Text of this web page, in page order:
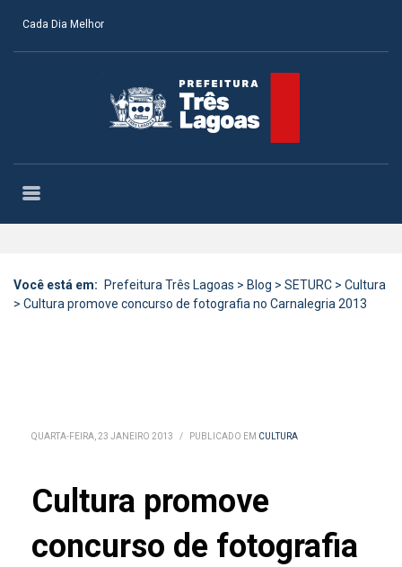
Cada Dia Melhor
Você está em: Prefeitura Três Lagoas > Blog > SETURC > Cultura
> Cultura promove concurso de fotografia no Carnalegria 2013
QUARTA-FEIRA, 23 JANEIRO 2013 / PUBLICADO EM CULTURA
Cultura promove
concurso de fotografia